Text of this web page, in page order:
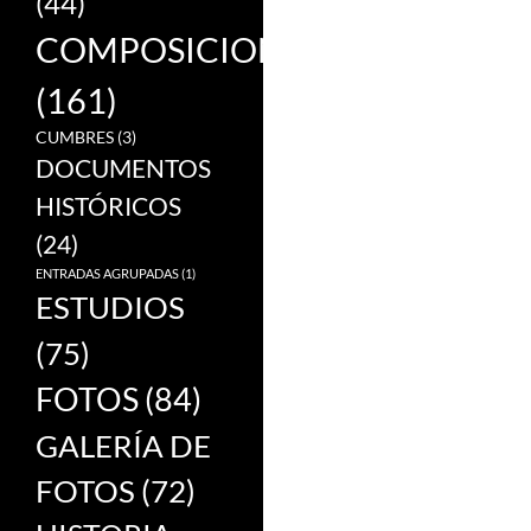
COMPOSICIONES
(161)
CUMBRES (3)
DOCUMENTOS
HISTÓRICOS
(24)
ENTRADAS AGRUPADAS(1)
ESTUDIOS
(75)
FOTOS(84)
GALERÍA DE
FOTOS (72)